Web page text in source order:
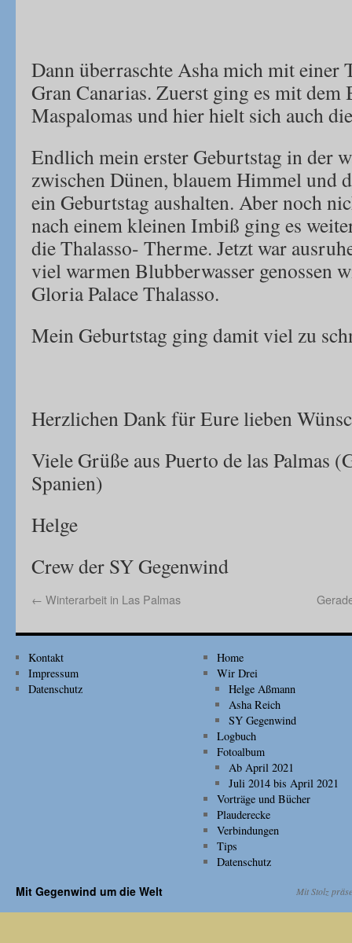
Dann überraschte Asha mich mit einer
Gran Canarias. Zuerst ging es mit dem
Maspalomas und hier hielt sich auch
Endlich mein erster Geburtstag in der
zwischen Dünen, blauem Himmel und
ein Geburtstag aushalten. Aber noch
nach einem kleinen Imbiß ging es
die Thalasso- Therme. Jetzt war
viel warmen Blubberwasser genossen
Gloria Palace Thalasso.
Mein Geburtstag ging damit viel zu
Herzlichen Dank für Eure lieben
Viele Grüße aus Puerto de las Palmas
Spanien)
Helge
Crew der SY Gegenwind
← Winterarbeit in Las Palmas
Kontakt
Impressum
Datenschutz
Home
Wir Drei
Helge Aßmann
Asha Reich
SY Gegenwind
Logbuch
Fotoalbum
Ab April 2021
Juli 2014 bis April 2021
Vorträge und Bücher
Plauderecke
Verbindungen
Tips
Datenschutz
Mit Gegenwind um die Welt Mit Stolz